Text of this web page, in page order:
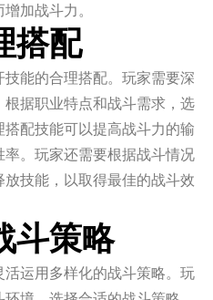
加战斗力。
搭配
能的合理搭配。玩家需要深
据职业特点和战斗需求，选
配技能可以提高战斗力的输
。玩家还需要根据战斗情况
技能，以取得最佳的战斗效
斗策略
运用多样化的战斗策略。玩